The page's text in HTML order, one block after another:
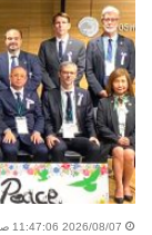
2026/08/07 11:47:06 صباحًا